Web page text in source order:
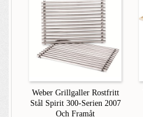
Weber Grillgaller Rostfritt
Stål Spirit 300-Serien 2007
Och Framåt